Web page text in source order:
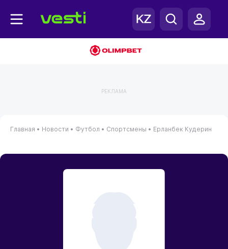
РЕКЛАМА
Главная • Новости • Футбол • Спортсмены • Ерланбек Кудерин